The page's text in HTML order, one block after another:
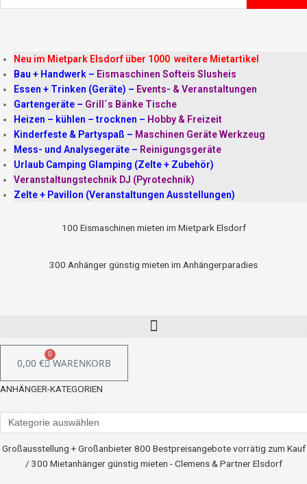
Neu im Mietpark Elsdorf über 1000 weitere Mietartikel
Bau + Handwerk – Eismaschinen Softeis Slusheis
Essen + Trinken (Geräte) – Events- & Veranstaltungen
Gartengeräte – Grill´s Bänke Tische
Heizen – kühlen – trocknen – Hobby & Freizeit
Kinderfeste & Partyspaß – Maschinen Geräte Werkzeug
Mess- und Analysegeräte – Reinigungsgeräte
Urlaub Camping Glamping (Zelte + Zubehör)
Veranstaltungstechnik DJ (Pyrotechnik)
Zelte + Pavillon (Veranstaltungen Ausstellungen)
100 Eismaschinen mieten im Mietpark Elsdorf
300 Anhänger günstig mieten im Anhängerparadies
0,00 €
0
WARENKORB
ANHÄNGER-KATEGORIEN
Großausstellung + Großanbieter 800 Bestpreisangebote vorrätig zum Kauf
/ 300 Mietanhänger günstig mieten - Clemens & Partner Elsdorf